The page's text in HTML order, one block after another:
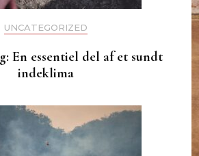
UNCATEGORIZED
En essentiel del af et sundt
indeklima